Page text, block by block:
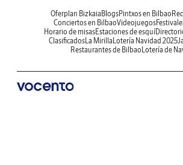
Oferplan Bizkaia BlogsPintxos en Bilbao
Conciertos en BilbaoVideojuegos
Horario de misasEstaciones de esquí
ClasificadosLa Mirilla Lotería Navidad 2025
Restaurantes de Bilbao Lotería de